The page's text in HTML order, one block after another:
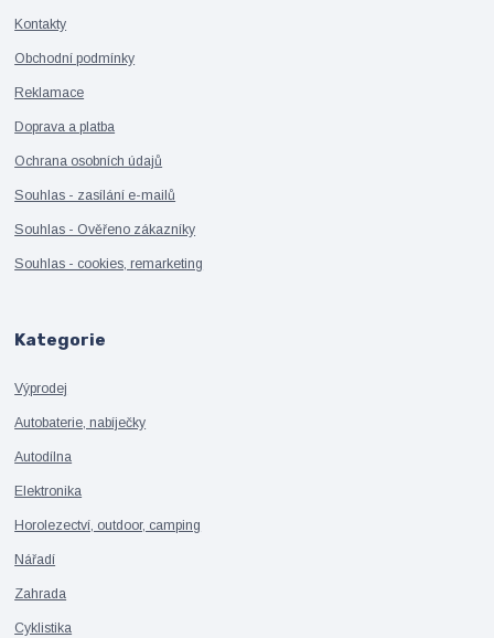
Kontakty
Obchodní podmínky
Reklamace
Doprava a platba
Ochrana osobních údajů
Souhlas - zasílání e-mailů
Souhlas - Ověřeno zákazníky
Souhlas - cookies, remarketing
Kategorie
Výprodej
Autobaterie, nabíječky
Autodílna
Elektronika
Horolezectví, outdoor, camping
Nářadí
Zahrada
Cyklistika